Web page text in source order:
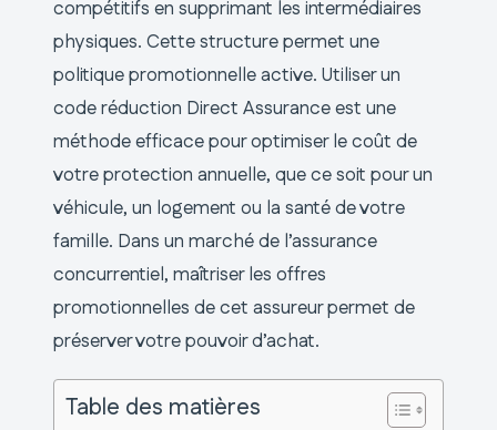
compétitifs en supprimant les intermédiaires
physiques. Cette structure permet une
politique promotionnelle active. Utiliser un
code réduction Direct Assurance est une
méthode efficace pour optimiser le coût de
votre protection annuelle, que ce soit pour un
véhicule, un logement ou la santé de votre
famille. Dans un marché de l’assurance
concurrentiel, maîtriser les offres
promotionnelles de cet assureur permet de
préserver votre pouvoir d’achat.
Table des matières